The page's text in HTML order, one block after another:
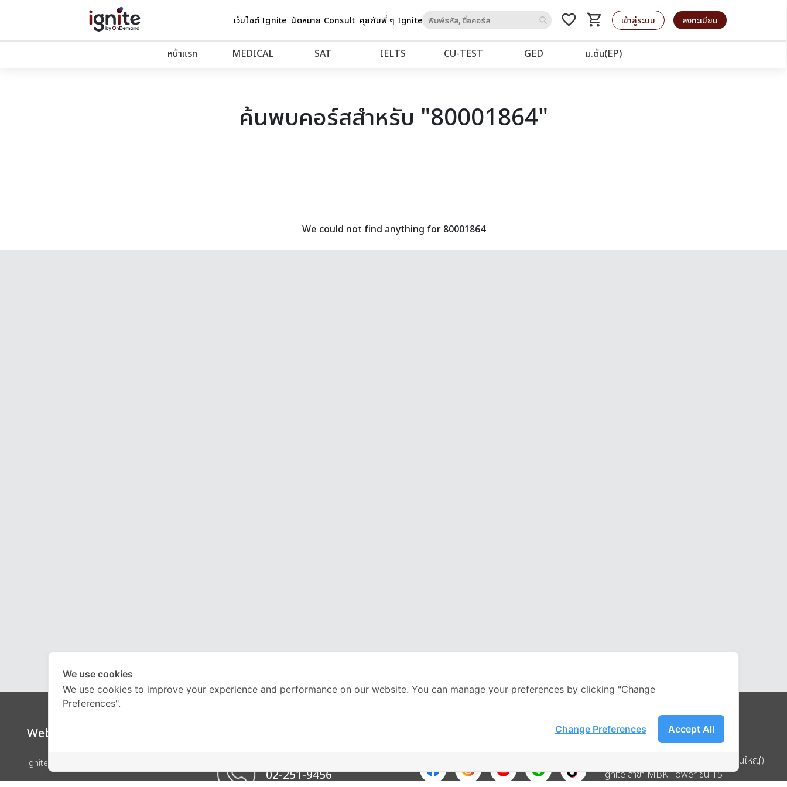
เว็บไซต์ Ignite นัดหมาย Consult คุยกับพี่ ๆ Igniteto
favorite_border shopping_cart
รถเข็น เข้าสู่ระบบ ลงทะเบียน
หน้าแรก MEDICAL SAT IELTS CU‑TEST GED ม.ต้น(EP)
ค้นพบคอร์สสำหรับ "80001864"
We could not find anything for 80001864
Website
ignite by OnDemand
02-251-9456
Address
บริษัท อิกไนท์ เอ สตาร์ จำกัด (สำนักงานใหญ่)
ignite สาขา MBK Tower ชั้น 15
We use cookies
We use cookies to improve your experience and performance on our website. You can manage your preferences by clicking "Change
Preferences".
Accept All
Change Preferences